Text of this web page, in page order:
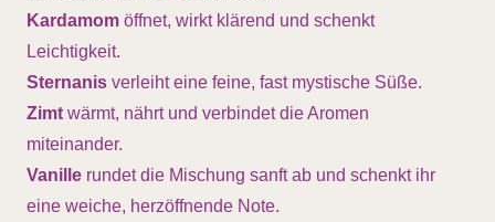
Kardamom öffnet, wirkt klärend und schenkt
Leichtigkeit.
Sternanis verleiht eine feine, fast mystische Süße.
Zimt wärmt, nährt und verbindet die Aromen
miteinander.
Vanille rundet die Mischung sanft ab und schenkt ihr
eine weiche, herzöffnende Note.